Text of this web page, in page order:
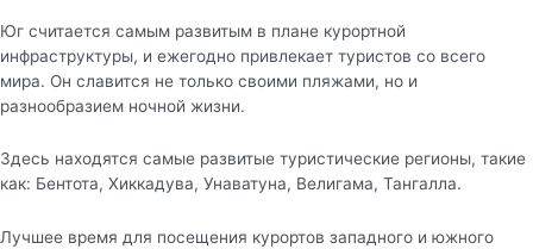
Юг считается самым развитым в плане курортной
инфраструктуры, и ежегодно привлекает туристов со всего
мира. Он славится не только своими пляжами, но и
разнообразием ночной жизни.
Здесь находятся самые развитые туристические регионы, такие
как: Бентота, Хиккадува, Унаватуна, Велигама, Тангалла.
Лучшее время для посещения курортов западного и южного